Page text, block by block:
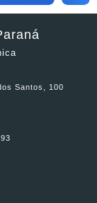
Santos, 100